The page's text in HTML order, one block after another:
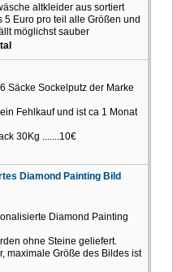
altkleider aus sortiert
5 Euro pro teil alle Größen und
möglichst sauber
Säcke Sockelputz der Marke
Fehlkauf und ist ca 1 Monat
30Kg .......10€
Diamond Painting Bild
Diamond Painting
ohne Steine geliefert.
maximale Größe des Bildes ist